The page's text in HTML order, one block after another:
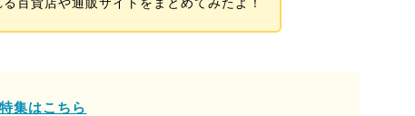
百貨店や通販サイトをまとめてみたよ！
集はこちら